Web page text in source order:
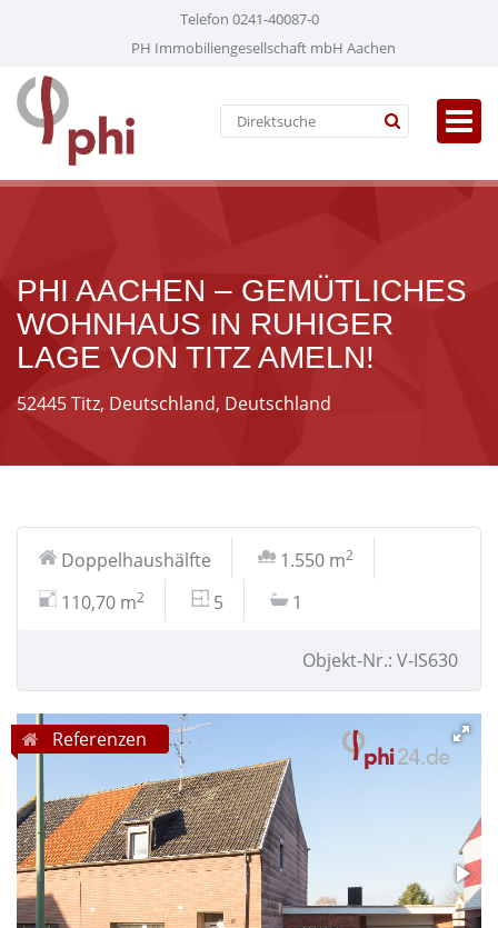
Telefon 0241-40087-0
PH Immobiliengesellschaft mbH Aachen
PHI AACHEN – GEMÜTLICHES
WOHNHAUS IN RUHIGER
LAGE VON TITZ AMELN!
52445 Titz, Deutschland, Deutschland
Doppelhaushälfte 1.550 m2
110,70 m2 5 1
Objekt-Nr.: V-IS630
Referenzen